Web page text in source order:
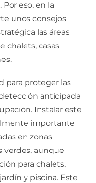
eso, en la
unos consejos
las áreas
chalets, casas
para proteger las
anticipada
Instalar este
importante
en zonas
verdes, aunque
para chalets,
y piscina. Este